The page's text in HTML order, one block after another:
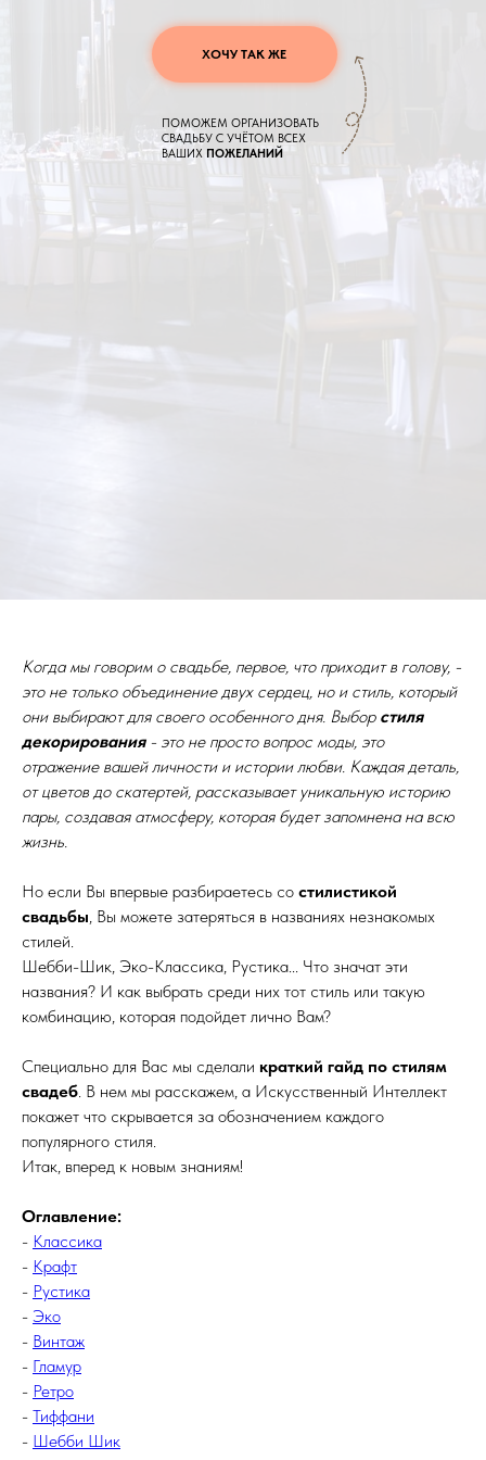
ХОЧУ ТАК ЖЕ
ПОМОЖЕМ ОРГАНИЗОВАТЬ
СВАДЬБУ С УЧЁТОМ ВСЕХ
ВАШИХ ПОЖЕЛАНИЙ
Когда мы говорим о свадьбе, первое, что приходит в голову, -
это не только объединение двух сердец, но и стиль, который
они выбирают для своего особенного дня. Выбор стиля
декорирования- это не просто вопрос моды, это
отражение вашей личности и истории любви. Каждая деталь,
от цветов до скатертей, рассказывает уникальную историю
пары, создавая атмосферу, которая будет запомнена на всю
жизнь.
Но если Вы впервые разбираетесь со стилистикой
свадьбы, Вы можете затеряться в названиях незнакомых
стилей.
Шебби-Шик, Эко-Классика, Рустика... Что значат эти
названия? И как выбрать среди них тот стиль или такую
комбинацию, которая подойдет лично Вам?
Специально для Вас мы сделали краткий гайд по стилям
свадеб. В нем мы расскажем, а Искусственный Интеллект
покажет что скрывается за обозначением каждого
популярного стиля.
Итак, вперед к новым знаниям!
Оглавление:
- Классика
- Крафт
- Рустика
- Эко
- Винтаж
- Гламур
- Ретро
- Тиффани
- Шебби Шик